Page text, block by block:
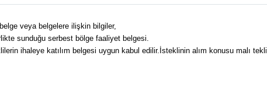
veya belgelere ilişkin bilgiler,
sunduğu serbest bölge faaliyet belgesi.
ihaleye katılım belgesi uygun kabul edilir.İsteklinin alım konusu malı